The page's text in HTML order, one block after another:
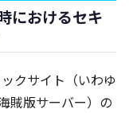
におけるセキ
クサイト（いわゆ
賊版サーバー）の